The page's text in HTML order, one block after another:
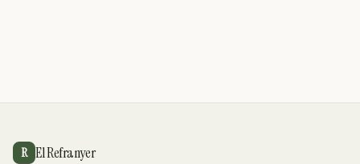
R El Refranyer